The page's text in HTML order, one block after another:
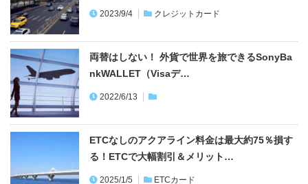
2023/9/4 クレジットカード
両替はしない！ 外貨で世界を旅できるSonyBa
nkWALLET（Visaデ…
2022/6/13
ETCなしのアクアライン料金は最大約75％損す
る！ETCで大幅割引＆メリット…
2025/1/5 ETCカード